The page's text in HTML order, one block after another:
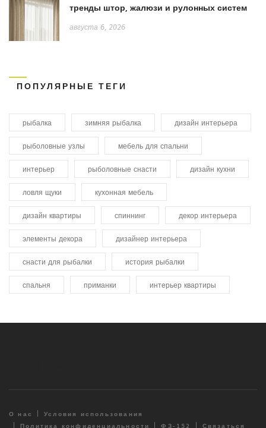
тренды штор, жалюзи и рулонных систем
августа 6, 2026
ПОПУЛЯРНЫЕ ТЕГИ
рыбалка зимняя рыбалка дизайн интерьера
рыболовные узлы мебель для спальни
интерьер рыболовные снасти дизайн кухни
ловля щуки кухонная мебель
дизайн квартиры спиннинг декор интерьера
элементы декора дизайнер интерьера
снасти для рыбалки история рыбалки
спальня приманки интерьер квартиры
О нас
Условия использования
Политика конфиденциальности
ФЗ-152 Связаться